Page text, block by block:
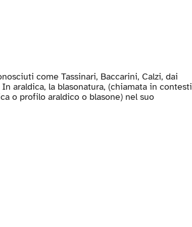
come Tassinari, Baccarini, Calzi, dai
araldica, la blasonatura, (chiamata in contesti
o profilo araldico o blasone) nel suo
di uno stemma, con l’indicazione degli